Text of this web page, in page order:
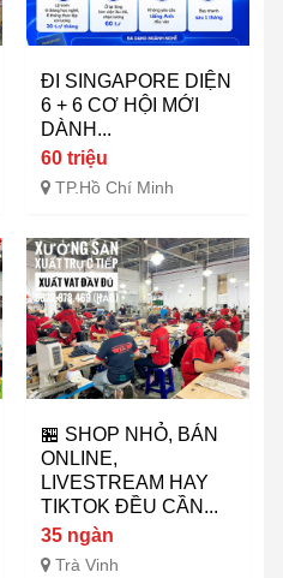
ĐI SINGAPORE DIỆN
6 + 6 CƠ HỘI MỚI
DÀNH...
60 triệu
TP.Hồ Chí Minh
🏪 SHOP NHỎ, BÁN
ONLINE,
LIVESTREAM HAY
TIKTOK ĐỀU CẦN...
35 ngàn
Trà Vinh